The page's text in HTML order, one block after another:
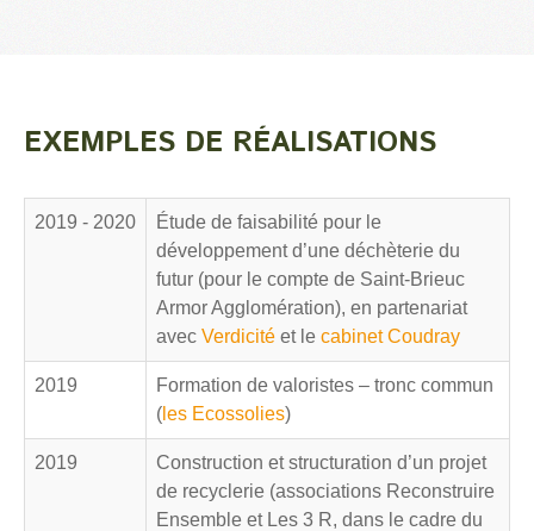
EXEMPLES DE RÉALISATIONS
2019 - 2020
Étude de faisabilité pour le
développement d’une déchèterie du
futur (pour le compte de Saint-Brieuc
Armor Agglomération), en partenariat
avec Verdicité et le cabinet Coudray
2019
Formation de valoristes – tronc commun
( les Ecossolies)
2019
Construction et structuration d’un projet
de recyclerie (associations Reconstruire
Ensemble et Les 3 R, dans le cadre du